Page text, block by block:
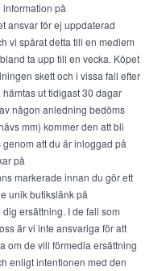
på
ansvar för ej uppdaterad
vi spårat detta till en medlem
ta upp till en vecka. Köpet
skett och i vissa fall efter
ut tidigast 30 dagar
någon anledning bedöms
mm) kommer den att bli
att du är inloggad på
på
markerade innan du gör ett
unik butikslänk på
ersättning. I de fall som
är vi inte ansvariga för att
om de vill förmedla ersättning
enligt intentionen med den